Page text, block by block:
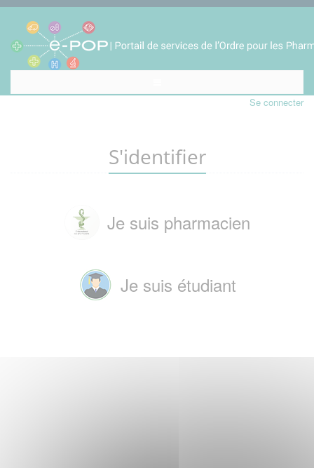
Se connecter
S'identifier
Je suis pharmacien
Je suis étudiant